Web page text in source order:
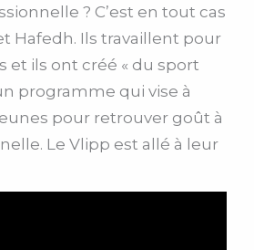
? C’est en tout cas
Hafedh. Ils travaillent pour
et ils ont créé « du sport
programme qui vise à
pour retrouver goût à
Le Vlipp est allé à leur